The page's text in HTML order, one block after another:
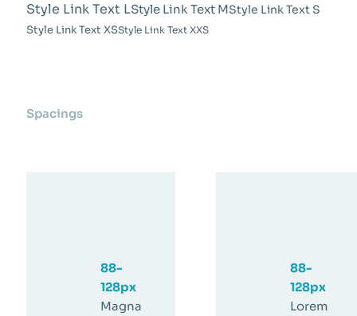
Style Link Text LStyle Link Text MStyle Link Text S
Style Link Text XSStyle Link Text XXS
Spacings
88-
128px
Magna
88-
128px
Lorem